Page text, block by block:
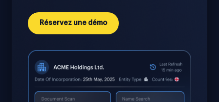
Réservez une démo